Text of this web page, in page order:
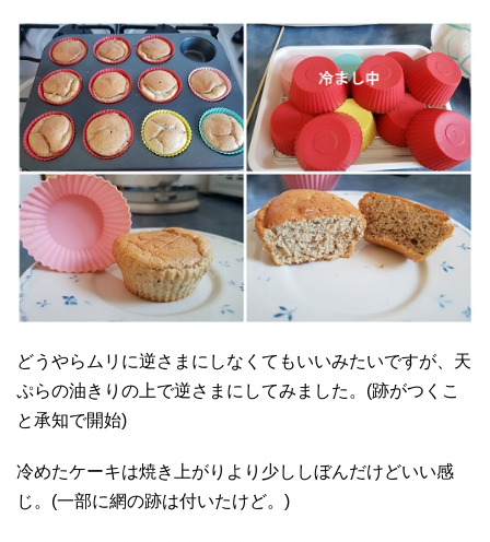
どうやらムリに逆さまにしなくてもいいみたいですが、天
ぷらの油きりの上で逆さまにしてみました。(跡がつくこ
と承知で開始)
冷めたケーキは焼き上がりより少ししぼんだけどいい感
じ。(一部に網の跡は付いたけど。)